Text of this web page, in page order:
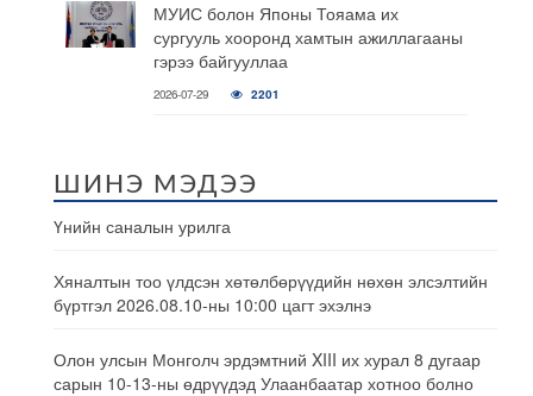
МУИС болон Японы Тояама их
сургууль хооронд хамтын ажиллагааны
гэрээ байгууллаа
2026-07-29 2201
ШИНЭ МЭДЭЭ
Үнийн саналын урилга
Хяналтын тоо үлдсэн хөтөлбөрүүдийн нөхөн элсэлтийн
бүртгэл 2026.08.10-ны 10:00 цагт эхэлнэ
Олон улсын Монголч эрдэмтний XIII их хурал 8 дугаар
сарын 10-13-ны өдрүүдэд Улаанбаатар хотноо болно